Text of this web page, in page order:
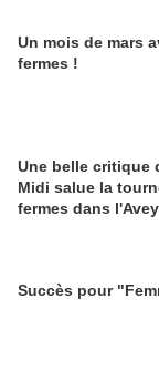
Un mois de mars
fermes !
Une belle critique
Midi salue la
fermes dans
Succès pour